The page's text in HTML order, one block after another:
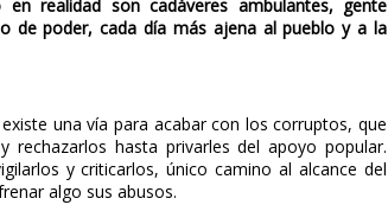
realidad son cadáveres ambulantes, gente
de poder, cada día más ajena al pueblo y a la
una vía para acabar con los corruptos, que
rechazarlos hasta privarles del apoyo popular.
y criticarlos, único camino al alcance del
algo sus abusos.